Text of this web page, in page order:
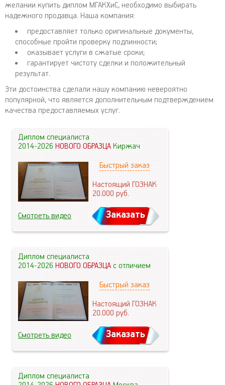
желании купить диплом МГАКХиС, необходимо выбирать
надежного продавца. Наша компания:
предоставляет только оригинальные документы,
способные пройти проверку подлинности;
оказывает услуги в сжатые сроки;
гарантирует чистоту сделки и положительный
результат.
Эти достоинства сделали нашу компанию невероятно
популярной, что является дополнительным подтверждением
качества предоставляемых услуг.
Диплом специалиста
2014-2026НОВОГО ОБРАЗЦАКиржач
Быстрый заказ
Настоящий ГОЗНАК
20.000руб.
Смотреть видео Заказать
Диплом специалиста
2014-2026НОВОГО ОБРАЗЦАс отличием
Быстрый заказ
Настоящий ГОЗНАК
20.000руб.
Смотреть видео Заказать
Диплом специалиста